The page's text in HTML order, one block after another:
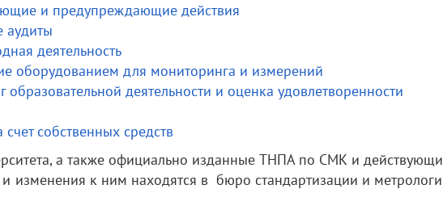
и предупреждающие действия
аудиты
деятельность
оборудованием для мониторинга и измерений
деятельности и оценка удовлетворенности
собственных средств
а также официально изданные ТНПА по СМК и
и изменения к ним находятся в бюро стандартизации и